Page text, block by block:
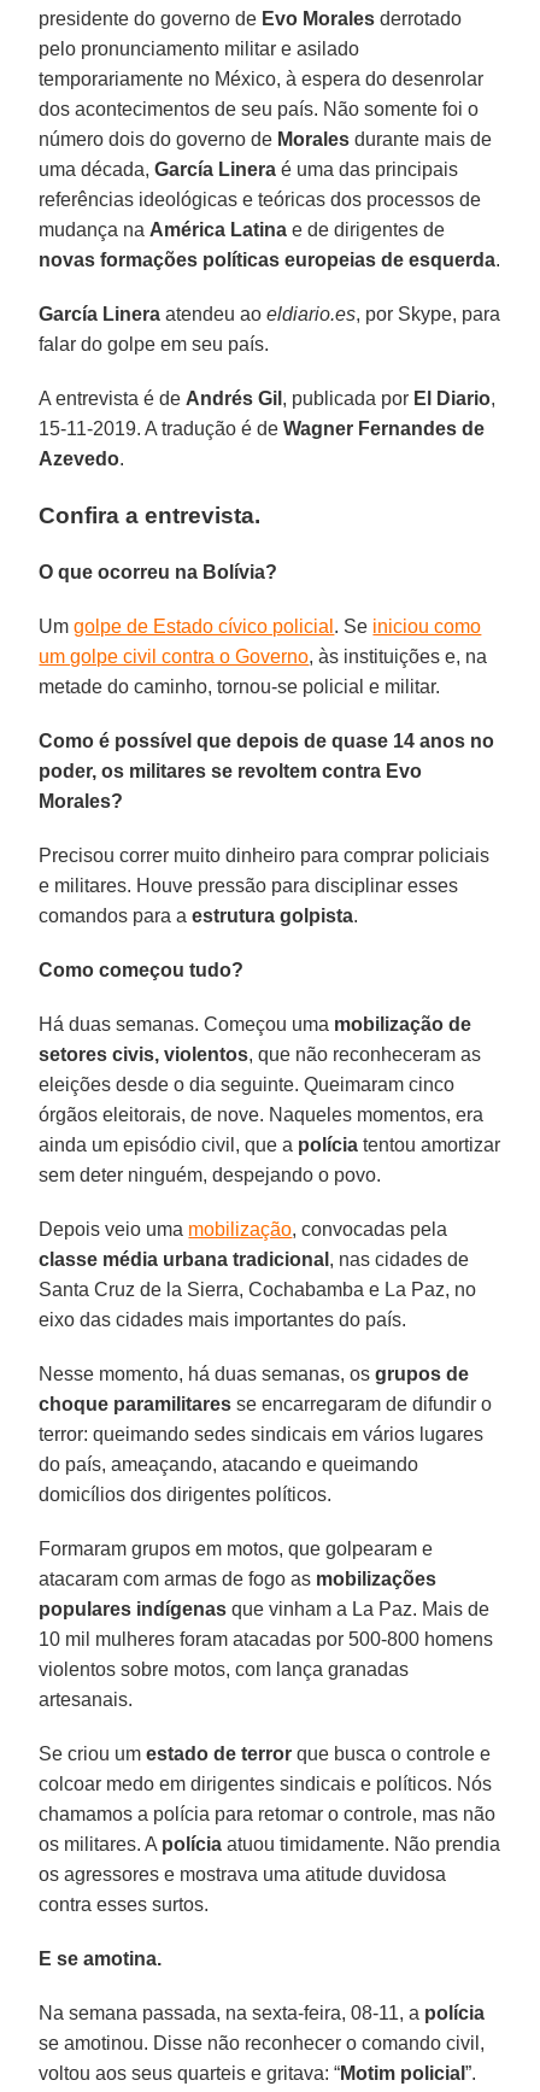
presidente do governo de Evo Morales derrotado
pelo pronunciamento militar e asilado
temporariamente no México, à espera do desenrolar
dos acontecimentos de seu país. Não somente foi o
número dois do governo de Morales durante mais de
uma década,García Linera é uma das principais
referências ideológicas e teóricas dos processos de
mudança na América Latina e de dirigentes de
novas formações políticas europeias de esquerda.
García Linera atendeu aoeldiario.es, por Skype, para
falar do golpe em seu país.
A entrevista é de Andrés Gil , publicada por El Diario,
15-11-2019. A tradução é deWagner Fernandes de
Azevedo.
Confira a entrevista.
O que ocorreu na Bolívia?
Umgolpe de Estado cívico policial . Se iniciou como
um golpe civil contra o Governo, às instituições e, na
metade do caminho, tornou-se policial e militar.
Como é possível que depois de quase 14 anos no
poder, os militares se revoltem contra Evo
Morales?
Precisou correr muito dinheiro para comprar policiais
e militares. Houve pressão para disciplinar esses
comandos para aestrutura golpista.
Como começou tudo?
Há duas semanas. Começou uma mobilização de
setores civis, violentos, que não reconheceram as
eleições desde o dia seguinte. Queimaram cinco
órgãos eleitorais, de nove. Naqueles momentos, era
ainda um episódio civil, que a polícia tentou amortizar
sem deter ninguém, despejando o povo.
Depois veio uma mobilização, convocadas pela
classe média urbana tradicional , nas cidades de
Santa Cruz de la Sierra, Cochabamba e La Paz, no
eixo das cidades mais importantes do país.
Nesse momento, há duas semanas, osgrupos de
choque paramilitares se encarregaram de difundir o
terror: queimando sedes sindicais em vários lugares
do país, ameaçando, atacando e queimando
domicílios dos dirigentes políticos.
Formaram grupos em motos, que golpearam e
atacaram com armas de fogo as mobilizações
populares indígenas que vinham a La Paz. Mais de
10 mil mulheres foram atacadas por 500-800 homens
violentos sobre motos, com lança granadas
artesanais.
Se criou umestado de terror que busca o controle e
colcoar medo em dirigentes sindicais e políticos. Nós
chamamos a polícia para retomar o controle, mas não
os militares. A polícia atuou timidamente. Não prendia
os agressores e mostrava uma atitude duvidosa
contra esses surtos.
E se amotina.
Na semana passada, na sexta-feira, 08-11, a polícia
se amotinou. Disse não reconhecer o comando civil,
voltou aos seus quarteis e gritava: “Motim policial”.